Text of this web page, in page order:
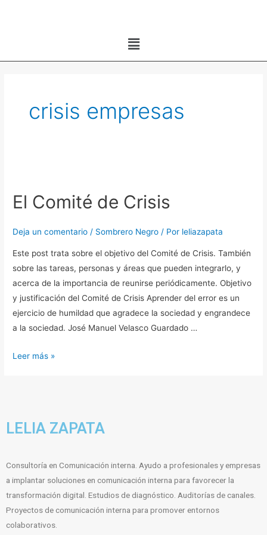
Menú
crisis empresas
El Comité de Crisis
Deja un comentario / Sombrero Negro / Por leliazapata
Este post trata sobre el objetivo del Comité de Crisis. También
sobre las tareas, personas y áreas que pueden integrarlo, y
acerca de la importancia de reunirse periódicamente. Objetivo
y justificación del Comité de Crisis Aprender del error es un
ejercicio de humildad que agradece la sociedad y engrandece
a la sociedad. José Manuel Velasco Guardado …
de
Leer más »
LELIA ZAPATA
Consultoría en Comunicación interna. Ayudo a profesionales y empresas
a implantar soluciones en comunicación interna para favorecer la
transformación digital. Estudios de diagnóstico. Auditorías de canales.
Proyectos de comunicación interna para promover entornos
colaborativos.